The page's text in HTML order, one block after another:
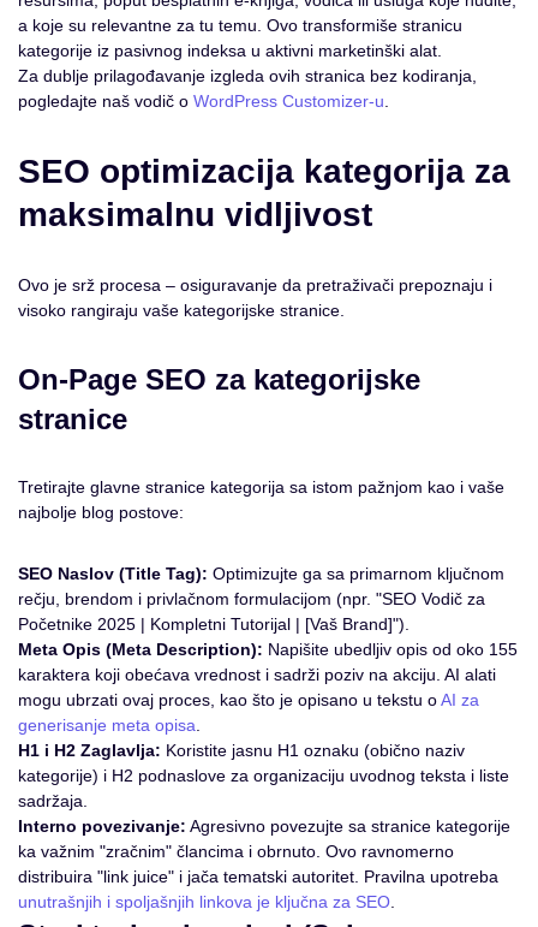
a koje su relevantne za tu temu. Ovo transformiše stranicu
kategorije iz pasivnog indeksa u aktivni marketinški alat.
Za dublje prilagođavanje izgleda ovih stranica bez kodiranja,
pogledajte naš vodič o WordPress Customizer-u
SEO optimizacija kategorija za
maksimalnu vidljivost
Ovo je srž procesa – osiguravanje da pretraživači prepoznaju i
visoko rangiraju vaše kategorijske stranice.
On-Page SEO za kategorijske
stranice
Tretirajte glavne stranice kategorija sa istom pažnjom kao i vaše
najbolje blog postove:
SEO Naslov (Title Tag): Optimizujte ga sa primarnom ključnom
rečju, brendom i privlačnom formulacijom (npr. "SEO Vodič za
Početnike 2025 | Kompletni Tutorijal | [Vaš Brand]").
Meta Opis (Meta Description): Napišite ubedljiv opis od oko 155
karaktera koji obećava vrednost i sadrži poziv na akciju. AI alati
mogu ubrzati ovaj proces, kao što je opisano u tekstu oAI za
generisanje meta opisa
H1 i H2 Zaglavlja: Koristite jasnu H1 oznaku (obično naziv
kategorije) i H2 podnaslove za organizaciju uvodnog teksta i liste
sadržaja.
Interno povezivanje: Agresivno povezujte sa stranice kategorije
ka važnim "zračnim" člancima i obrnuto. Ovo ravnomerno
distribuira "link juice" i jača tematski autoritet. Pravilna upotreba
unutrašnjih i spoljašnjih linkova je ključna za SEO